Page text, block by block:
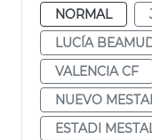
NORMAL
LUCÍA
VALENCIA CF
NUEVO
ESTADI